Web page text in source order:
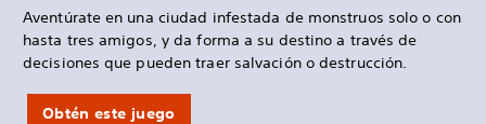
Aventúrate en una ciudad infestada de monstruos solo o con
hasta tres amigos, y da forma a su destino a través de
decisiones que pueden traer salvación o destrucción.
Obtén este juego